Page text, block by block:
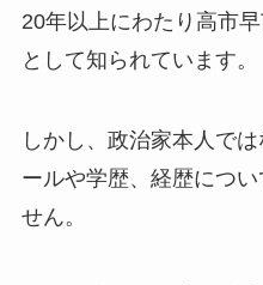
20年以上にわたり高市
として知られています。
しかし、政治家本人で
ールや学歴、経歴につ
せん。